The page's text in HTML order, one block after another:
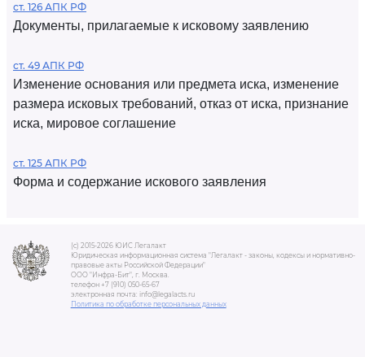
ст. 126 АПК РФ
Документы, прилагаемые к исковому заявлению
ст. 49 АПК РФ
Изменение основания или предмета иска, изменение
размера исковых требований, отказ от иска, признание
иска, мировое соглашение
ст. 125 АПК РФ
Форма и содержание искового заявления
(c) 2015-2026 ЮИС Легалакт
Юридическая информационная система "Легалакт - законы, кодексы и нормативно-
правовые акты Российской Федерации"
ООО "Инфра-Бит", г. Москва.
телефон +7 (910) 050-65-67
электронная почта: info@legalacts.ru
Политика по обработке персональных данных